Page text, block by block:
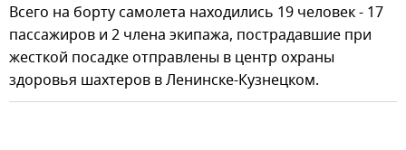
Всего на борту самолета находились 19 человек - 17
пассажиров и 2 члена экипажа, пострадавшие при
жесткой посадке отправлены в центр охраны
здоровья шахтеров в Ленинске-Кузнецком.